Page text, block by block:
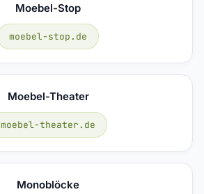
Moebel-Stop
moebel-stop.de
Moebel-Theater
moebel-theater.de
Monoblöcke